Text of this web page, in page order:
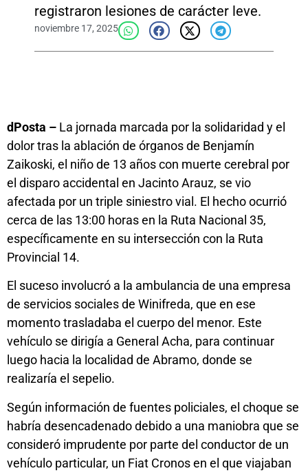
registraron lesiones de carácter leve.
noviembre 17, 2025
dPosta – La jornada marcada por la solidaridad y el
dolor tras la ablación de órganos de Benjamín
Zaikoski, el niño de 13 años con muerte cerebral por
el disparo accidental en Jacinto Arauz, se vio
afectada por un triple siniestro vial. El hecho ocurrió
cerca de las 13:00 horas en la Ruta Nacional 35,
específicamente en su intersección con la Ruta
Provincial 14.
El suceso involucró a la ambulancia de una empresa
de servicios sociales de Winifreda, que en ese
momento trasladaba el cuerpo del menor. Este
vehículo se dirigía a General Acha, para continuar
luego hacia la localidad de Abramo, donde se
realizaría el sepelio.
Según información de fuentes policiales, el choque se
habría desencadenado debido a una maniobra que se
consideró imprudente por parte del conductor de un
vehículo particular, un Fiat Cronos en el que viajaban